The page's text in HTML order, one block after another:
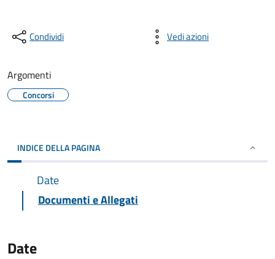
Condividi Vedi azioni
Argomenti
Concorsi
INDICE DELLA PAGINA
Date
Documenti e Allegati
Date